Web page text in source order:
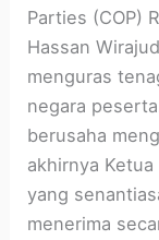
Parties (COP)
Hassan
menguras
negara
berusaha
akhirnya
yang
menerima